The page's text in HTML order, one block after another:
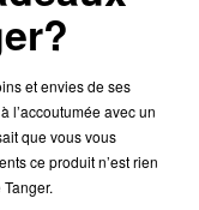
et envies de ses
l’accoutumée avec un
que vous vous
ce produit n’est rien